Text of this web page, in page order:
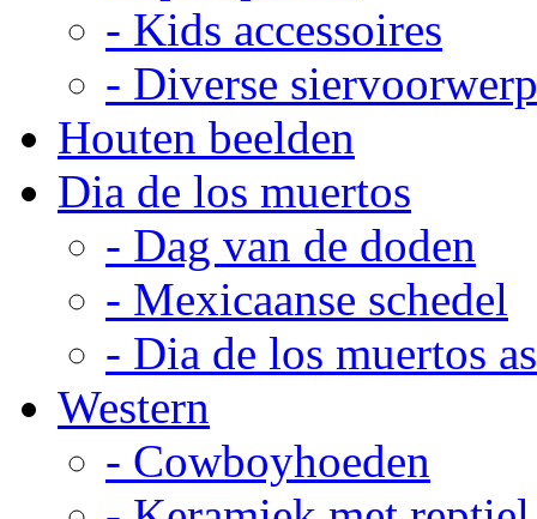
- Kids accessoires
- Diverse
Houten beelden
Dia de los muertos
- Dag van de doden
- Mexicaanse schedel
- Dia de los muertos
Western
- Cowboyhoeden